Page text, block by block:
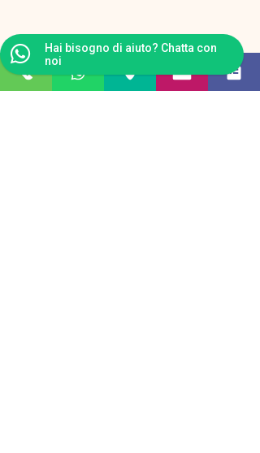
Hai bisogno di aiuto? Chatta con
noi